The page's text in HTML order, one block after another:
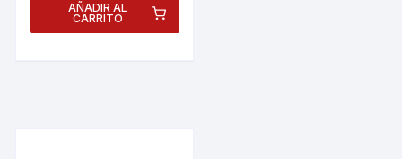
AÑADIR AL
CARRITO